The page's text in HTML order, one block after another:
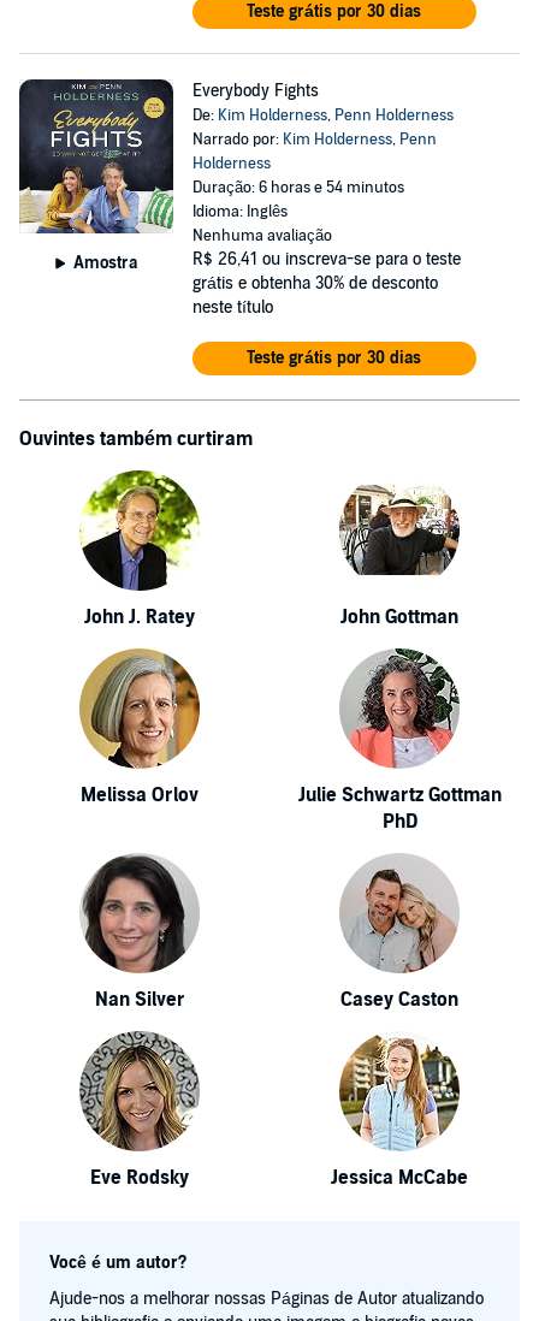
Teste grátis por 30 dias
Amostra
Everybody Fights
De: Kim Holderness, Penn Holderness
Narrado por: Kim Holderness, Penn
Holderness
Duração: 6 horas e 54 minutos
Idioma: Inglês
Nenhuma avaliação
R$ 26,41 ou inscreva-se para o teste
grátis e obtenha 30% de desconto
neste título
Teste grátis por 30 dias
Ouvintes também curtiram
John J. Ratey John Gottman
Melissa Orlov
Julie Schwartz Gottman
PhD
Nan Silver Casey Caston
Eve Rodsky Jessica McCabe
Você é um autor?
Ajude-nos a melhorar nossas Páginas de Autor atualizando